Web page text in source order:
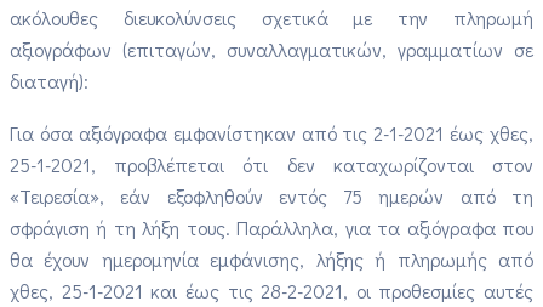
ακόλουθες διευκολύνσεις σχετικά με την πληρωμή
αξιογράφων (επιταγών, συναλλαγματικών, γραμματίων σε
διαταγή):
Για όσα αξιόγραφα εμφανίστηκαν από τις 2-1-2021 έως χθες,
25-1-2021, προβλέπεται ότι δεν καταχωρίζονται στον
«Τειρεσία», εάν εξοφληθούν εντός 75 ημερών από τη
σφράγιση ή τη λήξη τους. Παράλληλα, για τα αξιόγραφα που
θα έχουν ημερομηνία εμφάνισης, λήξης ή πληρωμής από
χθες, 25-1-2021 και έως τις 28-2-2021, οι προθεσμίες αυτές